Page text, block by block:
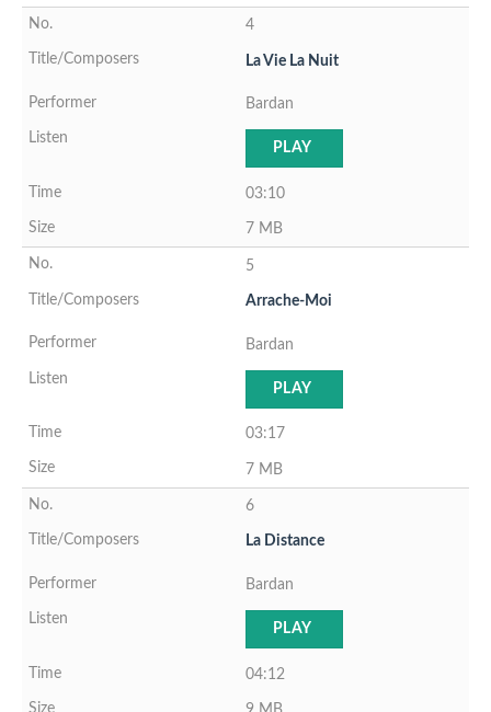
4
La Vie La Nuit
Bardan
PLAY
03:10
7 MB
5
Arrache-Moi
Bardan
PLAY
03:17
7 MB
6
La Distance
Bardan
PLAY
04:12